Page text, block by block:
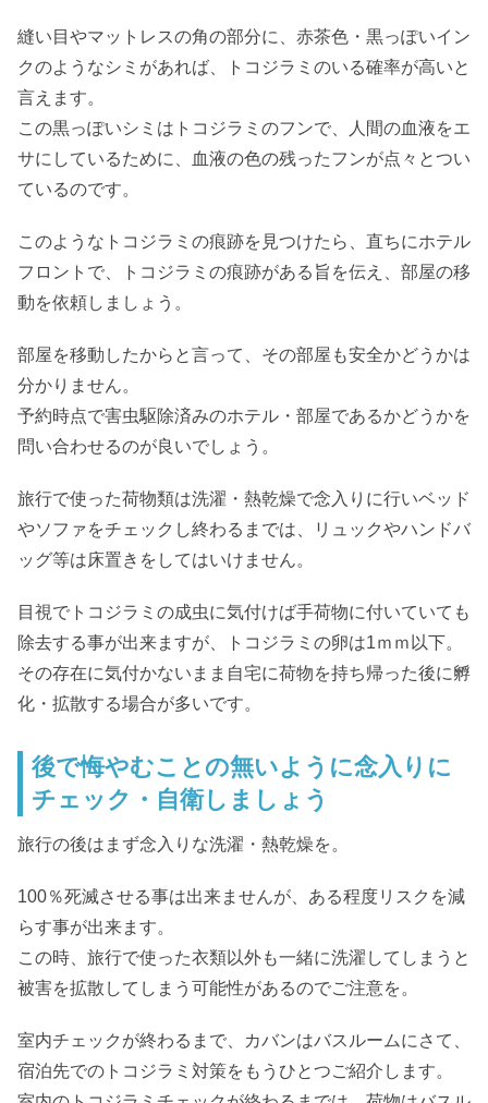
縫い目やマットレスの角の部分に、赤茶色・黒っぽいイン
クのようなシミがあれば、トコジラミのいる確率が高いと
言えます。
この黒っぽいシミはトコジラミのフンで、人間の血液をエ
サにしているために、血液の色の残ったフンが点々とつい
ているのです。
このようなトコジラミの痕跡を見つけたら、直ちにホテル
フロントで、トコジラミの痕跡がある旨を伝え、部屋の移
動を依頼しましょう。
部屋を移動したからと言って、その部屋も安全かどうかは
分かりません。
予約時点で害虫駆除済みのホテル・部屋であるかどうかを
問い合わせるのが良いでしょう。
旅行で使った荷物類は洗濯・熱乾燥で念入りに行いベッド
やソファをチェックし終わるまでは、リュックやハンドバ
ッグ等は床置きをしてはいけません。
目視でトコジラミの成虫に気付けば手荷物に付いていても
除去する事が出来ますが、トコジラミの卵は1ｍｍ以下。
その存在に気付かないまま自宅に荷物を持ち帰った後に孵
化・拡散する場合が多いです。
後で悔やむことの無いように念入りに
チェック・自衛しましょう
旅行の後はまず念入りな洗濯・熱乾燥を。
100％死滅させる事は出来ませんが、ある程度リスクを減
らす事が出来ます。
この時、旅行で使った衣類以外も一緒に洗濯してしまうと
被害を拡散してしまう可能性があるのでご注意を。
室内チェックが終わるまで、カバンはバスルームにさて、
宿泊先でのトコジラミ対策をもうひとつご紹介します。